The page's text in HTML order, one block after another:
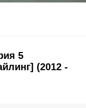
5
(2012 -